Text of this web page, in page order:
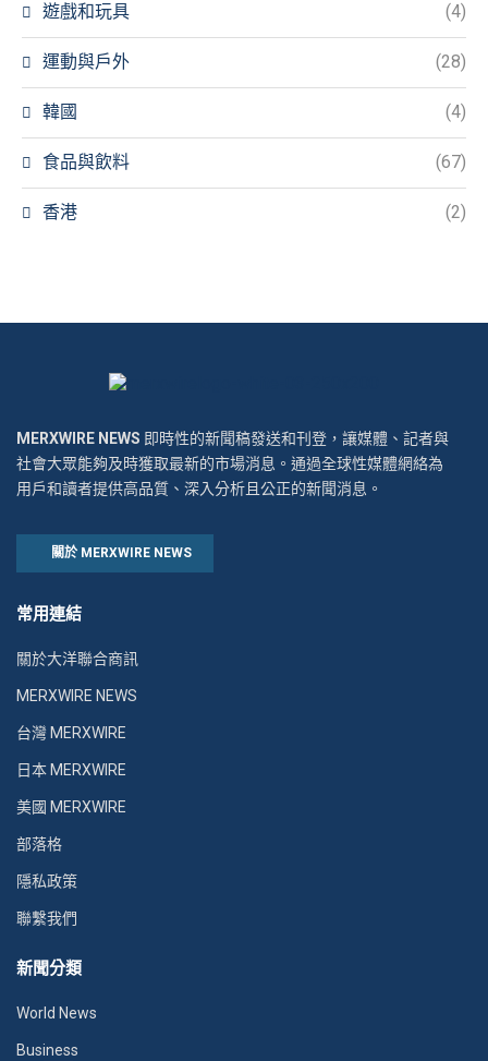
遊戲和玩具 (4)
運動與戶外 (28)
韓國 (4)
食品與飲料 (67)
香港 (2)
MERXWIRE NEWS 即時性的新聞稿發送和刊登，讓媒體、記者與
社會大眾能夠及時獲取最新的市場消息。通過全球性媒體網絡為
用戶和讀者提供高品質、深入分析且公正的新聞消息。
關於 MERXWIRE NEWS
常用連結
關於大洋聯合商訊
MERXWIRE NEWS
台灣 MERXWIRE
日本 MERXWIRE
美國 MERXWIRE
部落格
隱私政策
聯繫我們
新聞分類
World News
Business